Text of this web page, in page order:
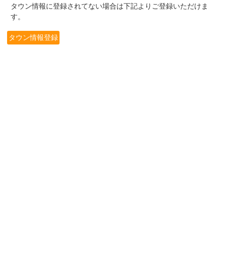
タウン情報に登録されてない場合は下記よりご登録いただけま
す。
タウン情報登録